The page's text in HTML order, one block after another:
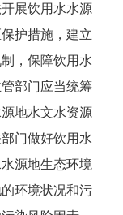
展饮用水水源
护措施，建立
，保障饮用水
部门应当统筹
地水文水资源
门做好饮用水
源地生态环境
环境状况和污